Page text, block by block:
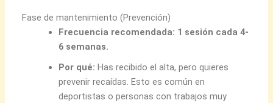
Fase de mantenimiento (Prevención)
Frecuencia recomendada: 1 sesión cada 4-
6 semanas.
Por qué: Has recibido el alta, pero quieres
prevenir recaídas. Esto es común en
deportistas o personas con trabajos muy